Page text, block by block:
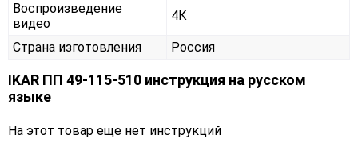
Воспроизведение
видео
4К
Страна изготовления Россия
IKAR ПП 49-115-510 инструкция на русском
языке
На этот товар еще нет инструкций